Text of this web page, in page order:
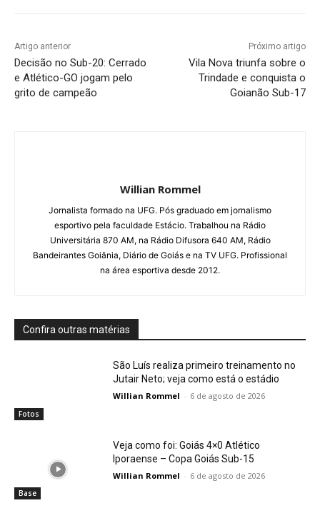
Artigo anterior
Decisão no Sub-20: Cerrado
e Atlético-GO jogam pelo
grito de campeão
Próximo artigo
Vila Nova triunfa sobre o
Trindade e conquista o
Goianão Sub-17
Willian Rommel
Jornalista formado na UFG. Pós graduado em jornalismo
esportivo pela faculdade Estácio. Trabalhou na Rádio
Universitária 870 AM, na Rádio Difusora 640 AM, Rádio
Bandeirantes Goiânia, Diário de Goiás e na TV UFG. Profissional
na área esportiva desde 2012.
Confira outras matérias
Fotos
São Luís realiza primeiro treinamento no
Jutair Neto; veja como está o estádio
Willian Rommel - 6 de agosto de 2026
Base
Veja como foi: Goiás 4×0 Atlético
Iporaense – Copa Goiás Sub-15
Willian Rommel - 6 de agosto de 2026